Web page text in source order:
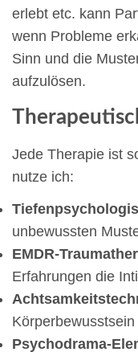
erlebt etc. kann
wenn Probleme
Sinn und die
aufzulösen.
Jede Therapie ist
nutze ich:
unbewussten
EMDR-
Erfahrungen die
Körperbewusstsein
Psychodrama-